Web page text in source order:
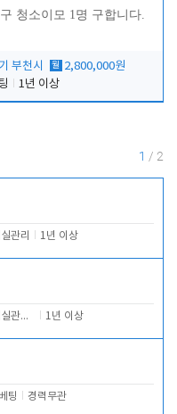
청소이모 1명 구합니다.
부천시 월 2,800,000원
1년 이상
1 / 2
관리 1년 이상
카운터 및 객실관리 전반 1년 이상
팅 경력무관